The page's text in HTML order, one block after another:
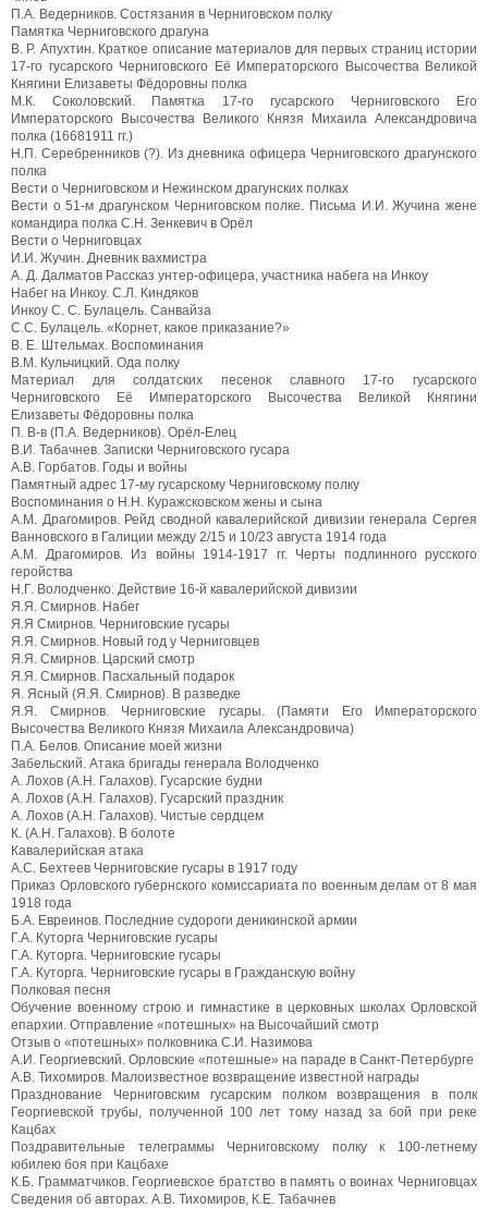
П.А. Ведерников. Состязания в Черниговском полку
Памятка Черниговского драгуна
B. Р. Апухтин. Краткое описание материалов для первых страниц истории
17-го гусарского Черниговского Её Императорского Высочества Великой
Княгини Елизаветы Фёдоровны полка
М.К. Соколовский. Памятка 17-го гусарского Черниговского Его
Императорского Высочества Великого Князя Михаила Александровича
полка (16681911 гг.)
Н.П. Серебренников (?). Из дневника офицера Черниговского драгунского
полка
Вести о Черниговском и Нежинском драгунских полках
Вести о 51-м драгунском Черниговском полке. Письма И.И. Жучина жене
командира полка С.Н. Зенкевич в Орёл
Вести о Черниговцах
И.И. Жучин. Дневник вахмистра
A. Д. Далматов Рассказ унтер-офицера, участника набега на Инкоу
Набег на Инкоу. С.Л. Киндяков
Инкоу C. С. Булацель. Санвайза
С.С. Булацель. «Корнет, какое приказание?»
B. Е. Штельмах. Воспоминания
В.М. Кульчицкий. Ода полку
Материал для солдатских песенок славного 17-го гусарского
Черниговского Её Императорского Высочества Великой Княгини
Елизаветы Фёдоровны полка
П. В-в (П.А. Ведерников). Орёл-Елец
В.И. Табачнев. Записки Черниговского гусара
А.В. Горбатов. Годы и войны
Памятный адрес 17-му гусарскому Черниговскому полку
Воспоминания о Н.Н. Куражсковском жены и сына
А.М. Драгомиров. Рейд сводной кавалерийской дивизии генерала Сергея
Ванновского в Галиции между 2/15 и 10/23 августа 1914 года
А.М. Драгомиров. Из войны 1914-1917 гг. Черты подлинного русского
геройства
Н.Г. Володченко. Действие 16-й кавалерийской дивизии
Я.Я. Смирнов. Набег
Я.Я Смирнов. Черниговские гусары
Я.Я. Смирнов. Новый год у Черниговцев
Я.Я. Смирнов. Царский смотр
Я.Я. Смирнов. Пасхальный подарок
Я. Ясный (Я.Я. Смирнов). В разведке
Я.Я. Смирнов. Черниговские гусары. (Памяти Его Императорского
Высочества Великого Князя Михаила Александровича)
П.А. Белов. Описание моей жизни
Забельский. Атака бригады генерала Володченко
А. Лохов (А.Н. Галахов). Гусарские будни
А. Лохов (А.Н. Галахов). Гусарский праздник
А. Лохов (А.Н. Галахов). Чистые сердцем
К. (А.Н. Галахов). В болоте
Кавалерийская атака
А.С. Бехтеев Черниговские гусары в 1917 году
Приказ Орловского губернского комиссариата по военным делам от 8 мая
1918 года
Б.А. Евреинов. Последние судороги деникинской армии
Г.А. Куторга Черниговские гусары
Г.А. Куторга. Черниговские гусары
Г.А. Куторга. Черниговские гусары в Гражданскую войну
Полковая песня
Обучение военному строю и гимнастике в церковных школах Орловской
епархии. Отправление «потешных» на Высочайший смотр
Отзыв о «потешных» полковника С.И. Назимова
А.И. Георгиевский. Орловские «потешные» на параде в Санкт-Петербурге
А.В. Тихомиров. Малоизвестное возвращение известной награды
Празднование Черниговским гусарским полком возвращения в полк
Георгиевской трубы, полученной 100 лет тому назад за бой при реке
Кацбах
Поздравительные телеграммы Черниговскому полку к 100-летнему
юбилею боя при Кацбахе
К.Б. Грамматчиков. Георгиевское братство в память о воинах Черниговцах
Сведения об авторах. А.В. Тихомиров, К.Е. Табачнев